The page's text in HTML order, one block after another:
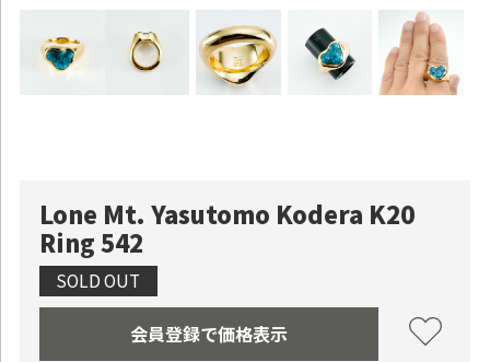
Lone Mt. Yasutomo Kodera K20
Ring 542
SOLD OUT
会員登録で価格表示